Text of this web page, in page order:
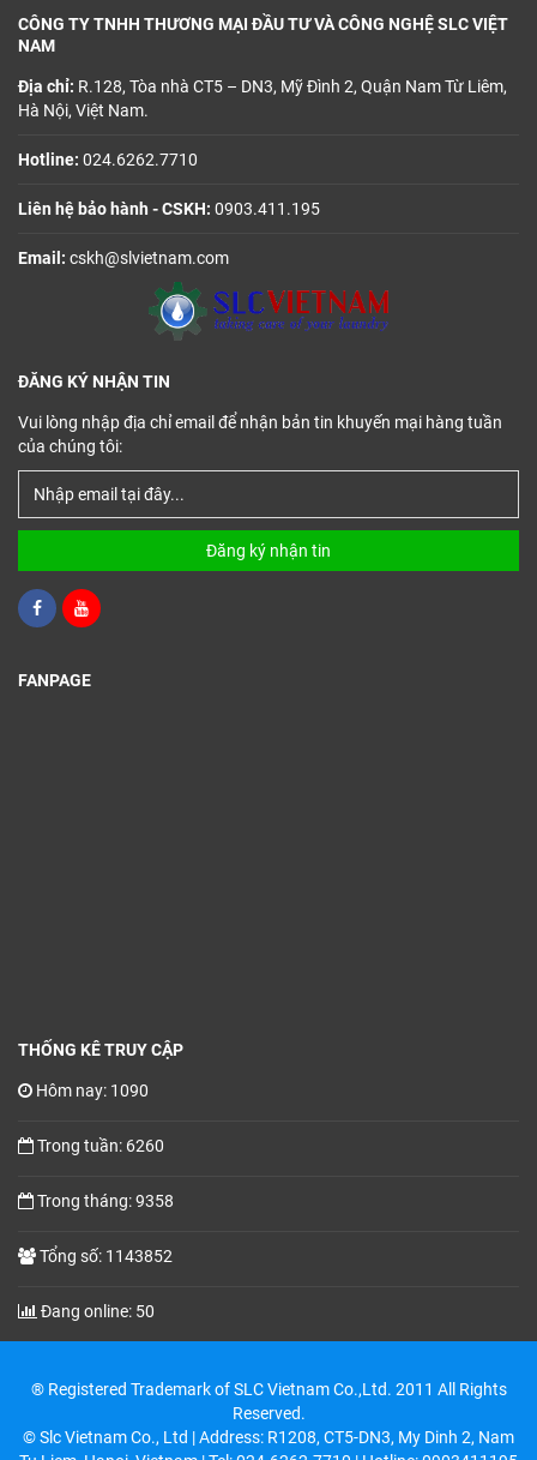
CÔNG TY TNHH THƯƠNG MẠI ĐẦU TƯ VÀ CÔNG NGHỆ SLC VIỆT
NAM
Địa chỉ: R.128, Tòa nhà CT5 – DN3, Mỹ Đình 2, Quận Nam Từ Liêm,
Hà Nội, Việt Nam.
Hotline: 024.6262.7710
Liên hệ bảo hành - CSKH: 0903.411.195
Email: cskh@slvietnam.com
ĐĂNG KÝ NHẬN TIN
Vui lòng nhập địa chỉ email để nhận bản tin khuyến mại hàng tuần
của chúng tôi:
Đăng ký nhận tin
FANPAGE
THỐNG KÊ TRUY CẬP
Hôm nay: 1090
Trong tuần: 6260
Trong tháng: 9358
Tổng số: 1143852
Đang online: 50
® Registered Trademark of SLC Vietnam Co.,Ltd. 2011 All Rights
Reserved.
© Slc Vietnam Co., Ltd | Address: R1208, CT5-DN3, My Dinh 2, Nam